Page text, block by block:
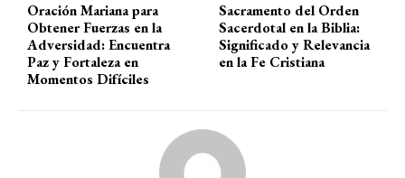
Oración Mariana para
Obtener Fuerzas en la
Adversidad: Encuentra
Paz y Fortaleza en
Momentos Difíciles
Sacramento del Orden
Sacerdotal en la Biblia:
Significado y Relevancia
en la Fe Cristiana